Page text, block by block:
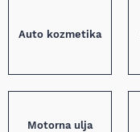
Auto kozmetika
Motorna ulja